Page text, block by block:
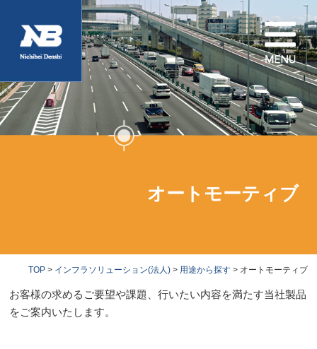
TOP> インフラソリューション(法人)> 用途から探す> オートモーティブ
オートモーティブ
お客様の求めるご要望や課題、行いたい内容を満たす当社製品
をご案内いたします。